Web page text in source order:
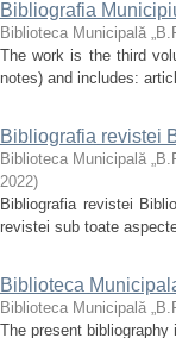
Bibliografia
Biblioteca Municipală
The work is the third
notes) and includes:
Bibliografia revistei
Biblioteca Municipală
2022)
Bibliografia revistei
revistei sub toate
Biblioteca
Biblioteca Municipală
The present